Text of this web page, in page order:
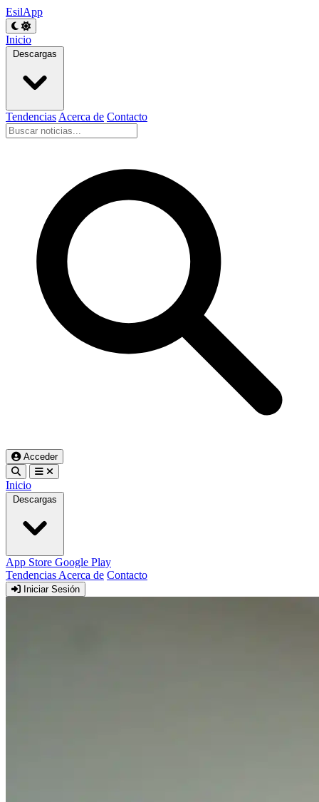
EsilApp
Inicio
Descargas
Tendencias Acerca de Contacto
Acceder
Inicio
Descargas
App Store Google Play
Tendencias Acerca de Contacto
Iniciar Sesión